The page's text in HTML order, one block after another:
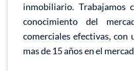
inmobiliario. Trabajamos
conocimiento del
comerciales efectivas, con
mas de 15 años en el